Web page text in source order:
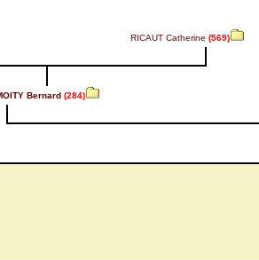
RICAUT Catherine (569)
Bernard (284)